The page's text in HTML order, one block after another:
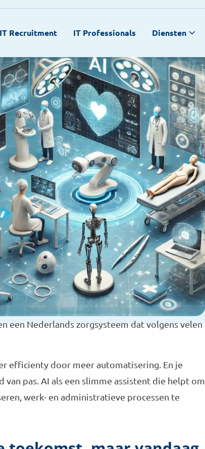
IT Recruitment IT Professionals Diensten
een Nederlands zorgsysteem dat volgens velen
efficienty door meer automatisering. En je
pas. AI als een slimme assistent die helpt om
werk- en administratieve processen te